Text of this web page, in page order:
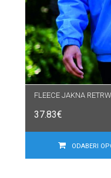
FLEECE JAKNA
37.83€
ODABERI